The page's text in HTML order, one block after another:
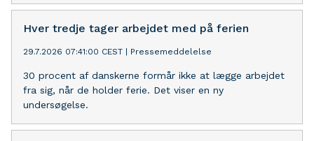
Hver tredje tager arbejdet med på ferien
29.7.2026 07:41:00 CEST Pressemeddelelse
30 procent af danskerne formår ikke at lægge arbejdet
fra sig, når de holder ferie. Det viser en ny
undersøgelse.